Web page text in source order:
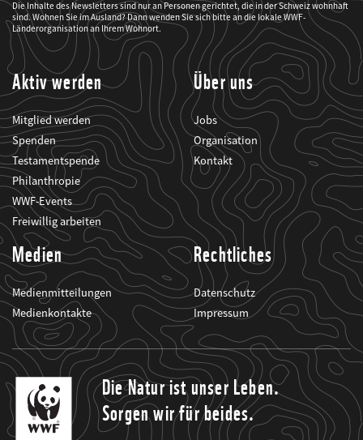
mich
über
seine
Projekte
informiert.
Die Inhalte des Newsletters sind nur an Personen gerichtet, die in der Schweiz wohnhaft
sind. Wohnen Sie im Ausland? Dann wenden Sie sich bitte an die lokale WWF-
Länderorganisation an Ihrem Wohnort.
Aktiv werden
Mitglied werden
Spenden
Testamentspende
Philanthropie
WWF-Events
Freiwillig arbeiten
Über uns
Jobs
Organisation
Kontakt
Medien
Medienmitteilungen
Medienkontakte
Rechtliches
Datenschutz
Impressum
Die Natur ist unser Leben.
Sorgen wir für beides.